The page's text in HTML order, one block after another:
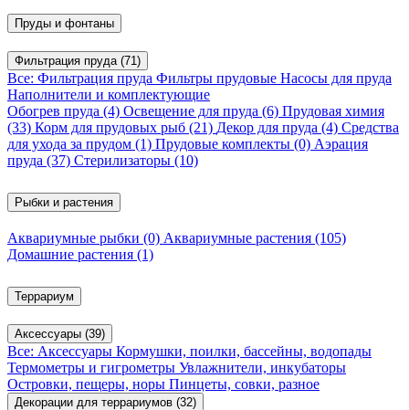
Пруды и фонтаны
Фильтрация пруда (71)
Все: Фильтрация пруда Фильтры прудовые Насосы для пруда
Наполнители и комплектующие
Обогрев пруда (4) Освещение для пруда (6) Прудовая химия
(33) Корм для прудовых рыб (21) Декор для пруда (4) Средства
для ухода за прудом (1) Прудовые комплекты (0) Аэрация
пруда (37) Стерилизаторы (10)
Рыбки и растения
Аквариумные рыбки (0) Аквариумные растения (105)
Домашние растения (1)
Террариум
Аксессуары (39)
Все: Аксессуары Кормушки, поилки, бассейны, водопады
Термометры и гигрометры Увлажнители, инкубаторы
Островки, пещеры, норы Пинцеты, совки, разное
Декорации для террариумов (32)